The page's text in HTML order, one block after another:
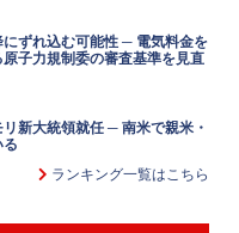
ずれ込む可能性 ─ 電気料金を
子力規制委の審査基準を見直
新大統領就任 ─ 南米で親米・
ランキング一覧はこちら